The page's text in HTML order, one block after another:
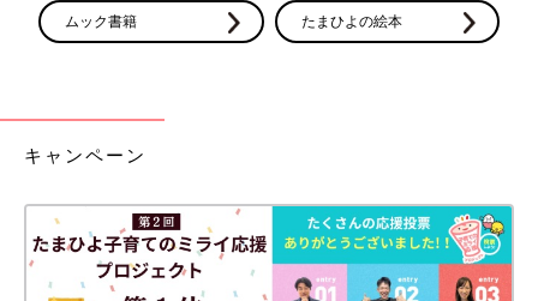
ムック書籍 たまひよの絵本
キャンペーン